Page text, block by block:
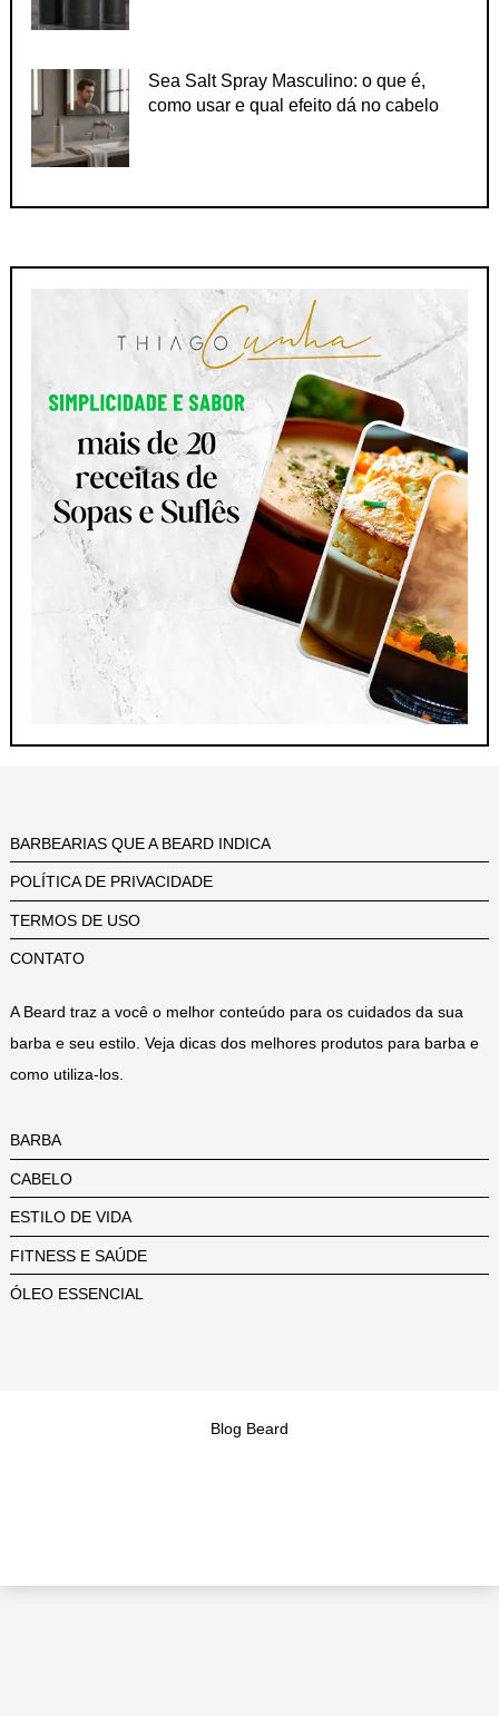
Sea Salt Spray Masculino: o que é,
como usar e qual efeito dá no cabelo
BARBEARIAS QUE A BEARD INDICA
POLÍTICA DE PRIVACIDADE
TERMOS DE USO
CONTATO
A Beard traz a você o melhor conteúdo para os cuidados da sua
barba e seu estilo. Veja dicas dos melhores produtos para barba e
como utiliza-los.
BARBA
CABELO
ESTILO DE VIDA
FITNESS E SAÚDE
ÓLEO ESSENCIAL
Blog Beard